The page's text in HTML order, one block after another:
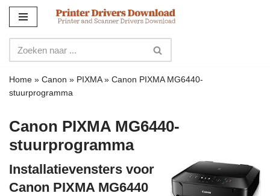
naar
de
inhoud
Home » Canon » PIXMA» Canon PIXMA MG6440-
stuurprogramma
Canon PIXMA MG6440-
stuurprogramma
Installatievensters voor
Canon PIXMA MG6440